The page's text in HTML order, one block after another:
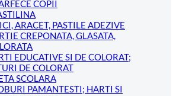
COPII
ARACET, PASTILE ADEZIVE
CREPONATA, GLASATA,
EDUCATIVE SI DE COLORAT;
DE COLORAT
SCOLARA
PAMANTESTI; HARTI SI